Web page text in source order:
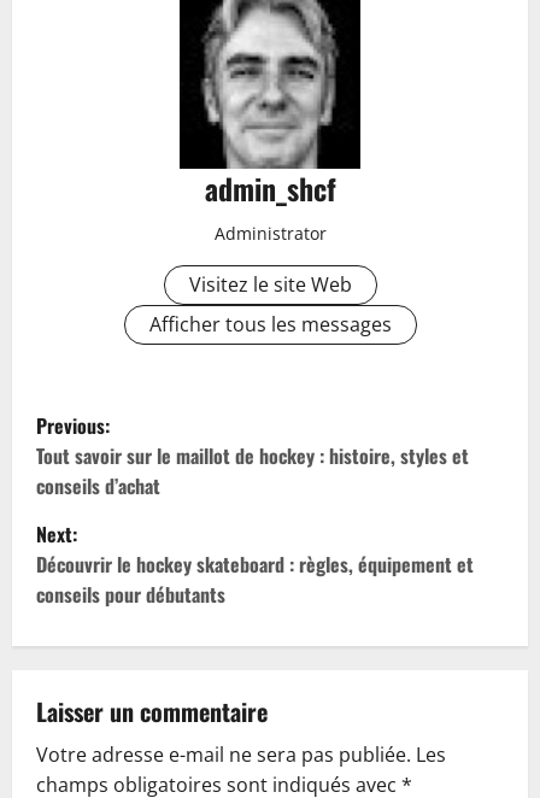
admin_shcf
Administrator
Visitez le site Web
Afficher tous les messages
P
o
s
t
n
v
i
Previous:
Tout savoir sur le maillot de hockey : histoire, styles et
conseils d’achat
Next:
Découvrir le hockey skateboard : règles, équipement et
conseils pour débutants
Laisser un commentaire
Votre adresse e-mail ne sera pas publiée. Les
champs obligatoires sont indiqués avec *